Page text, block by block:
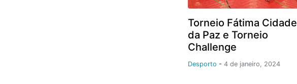
Torneio Fátima Cidade
da Paz e Torneio
Challenge
Desporto -4 de janeiro, 2024